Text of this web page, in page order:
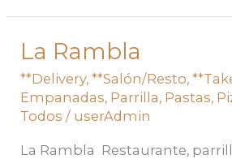
La Rambla
**Delivery,**Salón/Resto,
Empanadas, Parrilla, Pastas,
Todos / userAdmin
La Rambla Restaurante,
La